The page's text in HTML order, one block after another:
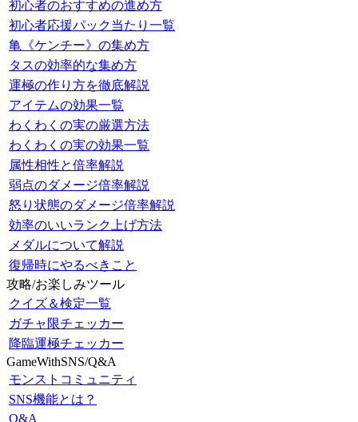
初心者のおすすめの進め方
初心者応援パック当たり一覧
亀《ケンチー》の集め方
タスの効率的な集め方
運極の作り方を徹底解説
アイテムの効果一覧
わくわくの実の厳選方法
わくわくの実の効果一覧
属性相性と倍率解説
弱点のダメージ倍率解説
怒り状態のダメージ倍率解説
効率のいいランク上げ方法
メダルについて解説
復帰時にやるべきこと
攻略/お楽しみツール
クイズ＆検定一覧
ガチャ限チェッカー
降臨運極チェッカー
GameWithSNS/Q&A
モンストコミュニティ
SNS機能とは？
Q&A